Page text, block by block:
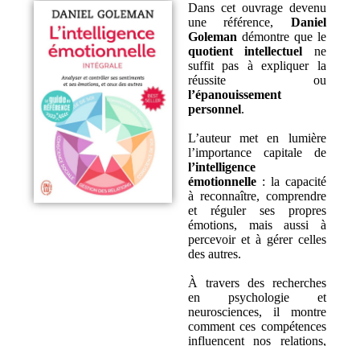
Dans cet ouvrage devenu
une référence, Daniel
Goleman démontre que le
quotient intellectuel ne
suffit pas à expliquer la
réussite ou
l’épanouissement
personnel.
L’auteur met en lumière
l’importance capitale de
l’intelligence
émotionnelle : la capacité
à reconnaître, comprendre
et réguler ses propres
émotions, mais aussi à
percevoir et à gérer celles
des autres.
À travers des recherches
en psychologie et
neurosciences, il montre
comment ces compétences
influencent nos relations,